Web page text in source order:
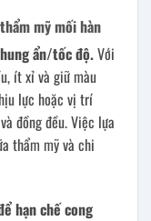
mỹ mối hàn
ẩn/tốc độ.Với
ít xỉ và giữ màu
lực hoặc vị trí
đồng đều. Việc lựa
thẩm mỹ và chi
hạn chế cong